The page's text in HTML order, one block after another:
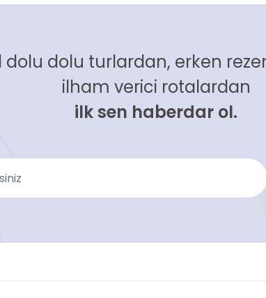
dolu dolu turlardan, erken
ilham verici rotalardan
ilk sen haberdar ol.